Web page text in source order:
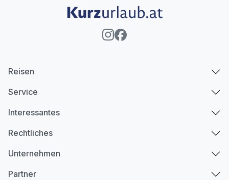
Reisen
Service
Interessantes
Rechtliches
Unternehmen
Partner